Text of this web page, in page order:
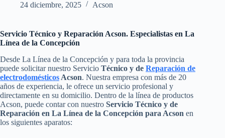
24 diciembre, 2025
Acson
Servicio Técnico y Reparación Acson. Especialistas en La
Línea de la Concepción
Desde La Línea de la Concepción y para toda la provincia
puede solicitar nuestro Servicio Técnico y de Reparación de
electrodomésticos Acson. Nuestra empresa con más de 20
años de experiencia, le ofrece un servicio profesional y
directamente en su domicilio. Dentro de la línea de productos
Acson, puede contar con nuestro Servicio Técnico y de
Reparación en La Línea de la Concepción para Acson en
los siguientes aparatos: